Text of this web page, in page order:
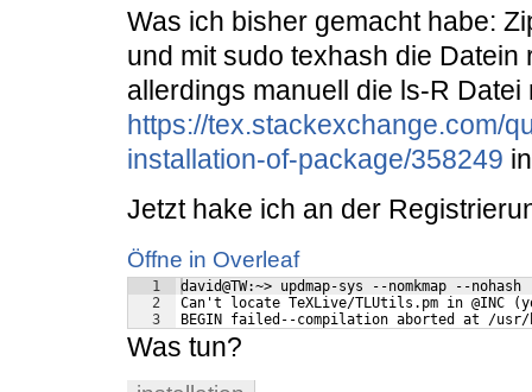
Was ich bisher gemacht habe:
und mit sudo texhash die
allerdings manuell die ls-R Datei
https://tex.stackexchange.com/
installation-of-package/358249
Jetzt hake ich an der
Öffne in Overleaf
1
2
3
david@TW:~> updmap-sys --nomkmap --nohash
Can't locate TeXLive/TLUtils.pm in
BEGIN failed--compilation aborted at /
Was tun?